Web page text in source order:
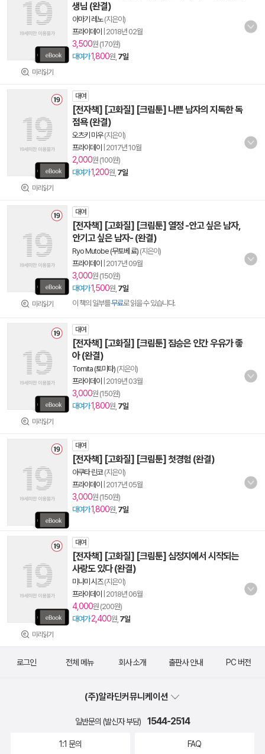
미리읽기
생님 (완결)
아마기 레노(지은이)
프라이데이
2018년 02월
3,500원 (170원)
대여가1,800원, 7일
미리읽기
대여
[전자책] [고화질] [크림툰] 나쁜 남자의 지독한 독
점욕 (완결)
오츠키 미우(지은이)
프라이데이
2017년 10월
2,000원 (100원)
대여가1,200원, 7일
미리읽기
대여
[전자책] [고화질] [크림툰] 열정 -안고 싶은 남자,
안기고 싶은 남자- (완결)
Ryo Mutobe (무토베 료) (지은이)
프라이데이
2017년 09월
3,000원 (150원)
대여가1,500원, 7일
이 책의 일부를무료로 읽을 수 있습니다.
미리읽기
대여
[전자책] [고화질] [크림툰] 짐승은 인간 우유가 좋
아 (완결)
Tomita (토미타) (지은이)
프라이데이
2019년 03월
3,000원 (150원)
대여가1,800원, 7일
대여
[전자책] [고화질] [크림툰] 첫경험 (완결)
아쿠타 린코(지은이)
프라이데이
2017년 05월
3,000원 (150원)
대여가1,800원, 7일
미리읽기
대여
[전자책] [고화질] [크림툰] 심정지에서 시작되는
사랑도 있다 (완결)
미나미 시즈(지은이)
프라이데이
2018년 06월
4,000원 (200원)
대여가 2,400원, 7일
로그인 전체 메뉴 회사 소개 출판사 안내 PC 버전
(주)알라딘커뮤니케이션
일반문의 (발신자 부담) 1544-2514
1:1 문의 FAQ